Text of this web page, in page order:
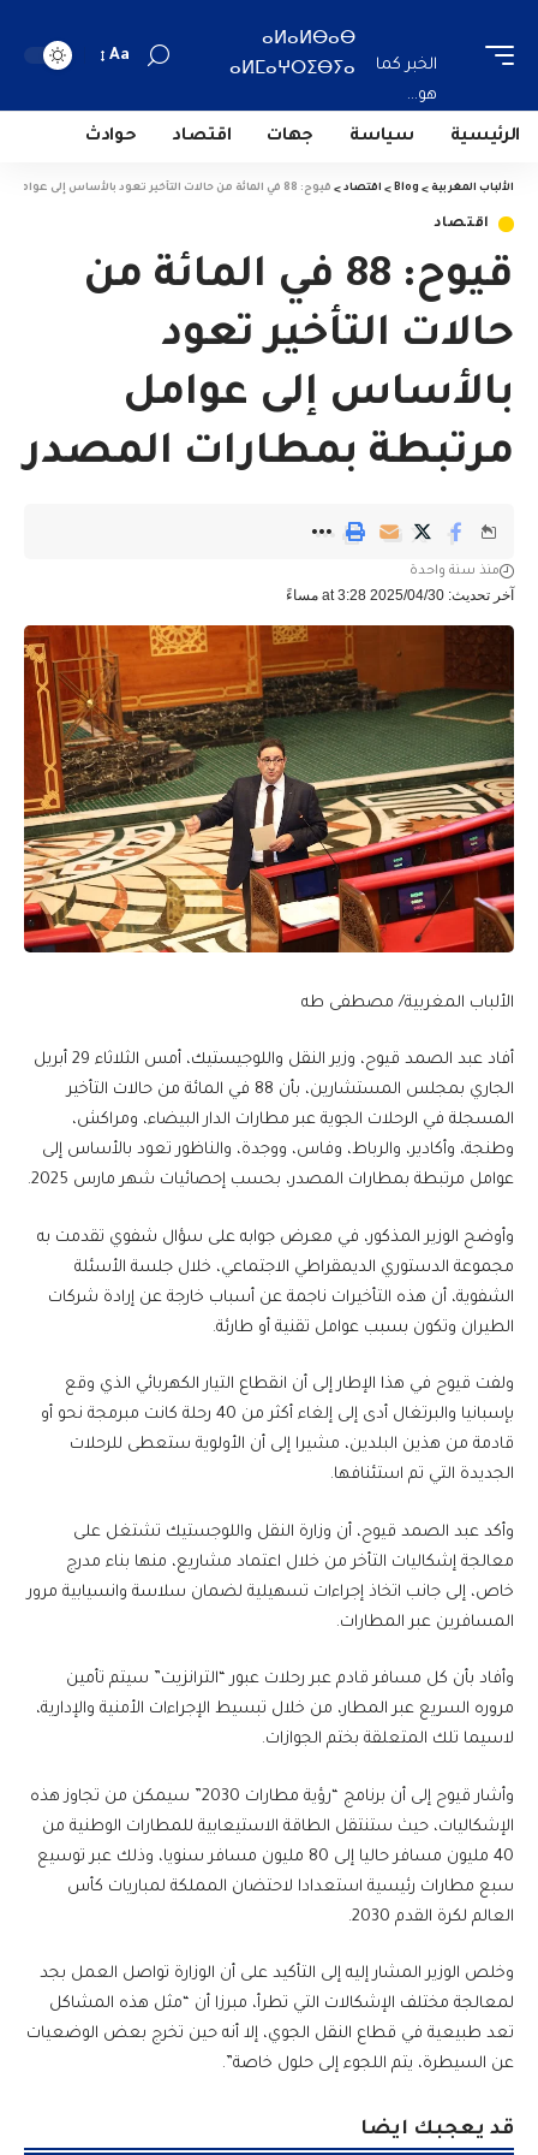
الخبر كما
هو...
ⴰⵍⴰⵍⴱⴰⴱ
ⴰⵍⵎⴰⵖⵔⵉⴱⵢⴰ
Aa
الرئيسية سياسة جهات اقتصاد حوادث
الألباب المغربية >
Blog
> اقتصاد > قيوح: 88 في المائة من حالات التأخير تعود بالأساس إلى عوامل مرتبطة بمطارات المصدر
اقتصاد
قيوح: 88 في المائة من
حالات التأخير تعود
بالأساس إلى عوامل
مرتبطة بمطارات المصدر
آخر تحديث: 2025/04/30 at 3:28 مساءً
منذ سنة واحدة
الألباب المغربية/ مصطفى طه
أفاد عبد الصمد قيوح، وزير النقل واللوجيستيك، أمس الثلاثاء 29 أبريل
الجاري بمجلس المستشارين، بأن 88 في المائة من حالات التأخير
المسجلة في الرحلات الجوية عبر مطارات الدار البيضاء، ومراكش،
وطنجة، وأكادير، والرباط، وفاس، ووجدة، والناظور تعود بالأساس إلى
عوامل مرتبطة بمطارات المصدر، بحسب إحصائيات شهر مارس 2025.
وأوضح الوزير المذكور، في معرض جوابه على سؤال شفوي تقدمت به
مجموعة الدستوري الديمقراطي الاجتماعي، خلال جلسة الأسئلة
الشفوية، أن هذه التأخيرات ناجمة عن أسباب خارجة عن إرادة شركات
الطيران وتكون بسبب عوامل تقنية أو طارئة.
ولفت قيوح في هذا الإطار إلى أن انقطاع التيار الكهربائي الذي وقع
بإسبانيا والبرتغال أدى إلى إلغاء أكثر من 40 رحلة كانت مبرمجة نحو أو
قادمة من هذين البلدين، مشيرا إلى أن الأولوية ستعطى للرحلات
الجديدة التي تم استئنافها.
وأكد عبد الصمد قيوح، أن وزارة النقل واللوجستيك تشتغل على
معالجة إشكاليات التأخر من خلال اعتماد مشاريع، منها بناء مدرج
خاص، إلى جانب اتخاذ إجراءات تسهيلية لضمان سلاسة وانسيابية مرور
المسافرين عبر المطارات.
وأفاد بأن كل مسافر قادم عبر رحلات عبور “الترانزيت” سيتم تأمين
مروره السريع عبر المطار، من خلال تبسيط الإجراءات الأمنية والإدارية،
لاسيما تلك المتعلقة بختم الجوازات.
وأشار قيوح إلى أن برنامج “رؤية مطارات 2030” سيمكن من تجاوز هذه
الإشكاليات، حيث ستنتقل الطاقة الاستيعابية للمطارات الوطنية من
40 مليون مسافر حاليا إلى 80 مليون مسافر سنويا، وذلك عبر توسيع
سبع مطارات رئيسية استعدادا لاحتضان المملكة لمباريات كأس
العالم لكرة القدم 2030.
وخلص الوزير المشار إليه إلى التأكيد على أن الوزارة تواصل العمل بجد
لمعالجة مختلف الإشكالات التي تطرأ، مبرزا أن “مثل هذه المشاكل
تعد طبيعية في قطاع النقل الجوي، إلا أنه حين تخرج بعض الوضعيات
عن السيطرة، يتم اللجوء إلى حلول خاصة”.
قد يعجبك ايضا